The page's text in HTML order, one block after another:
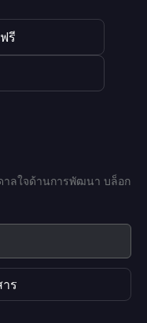
รี
ลใจด้านการพัฒนา บล็อก
ร